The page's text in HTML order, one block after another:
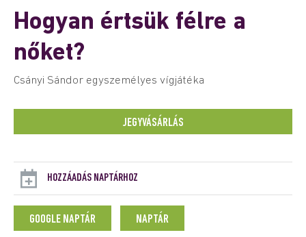
Hogyan értsük félre a
nőket?
Csányi Sándor egyszemélyes vígjátéka
JEGYVÁSÁRLÁS
HOZZÁADÁS NAPTÁRHOZ
GOOGLE NAPTÁR NAPTÁR